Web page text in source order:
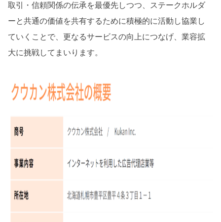
取引・信頼関係の伝承を最優先しつつ、ステークホルダ
ーと共通の価値を共有するために積極的に活動し協業し
ていくことで、更なるサービスの向上につなげ、業容拡
大に挑戦してまいります。